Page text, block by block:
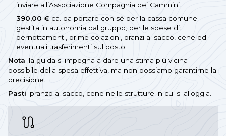
inviare all’Associazione Compagnia dei Cammini.
390,00 € ca. da portare con sé per la cassa comune
gestita in autonomia dal gruppo, per le spese di:
pernottamenti, prime colazioni, pranzi al sacco, cene ed
eventuali trasferimenti sul posto.
Nota: la guida si impegna a dare una stima più vicina
possibile della spesa effettiva, ma non possiamo garantirne la
precisione.
Pasti: pranzo al sacco, cene nelle strutture in cui si alloggia.